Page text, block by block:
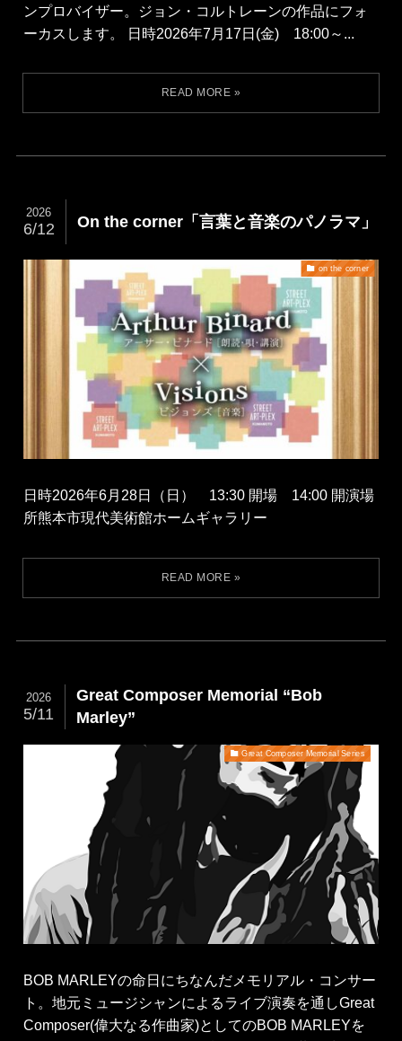
ンプロバイザー。ジョン・コルトレーンの作品にフォ
ーカスします。 日時2026年7月17日(金) 18:00～...
On the corner「言葉と音楽のパノラマ」
2026
6/12
on the corner
日時2026年6月28日（日） 13:30 開場 14:00 開演場
所熊本市現代美術館ホームギャラリー
Great Composer Memorial “Bob
Marley”
2026
5/11
Great Composer Memorial Series
BOB MARLEYの命日にちなんだメモリアル・コンサー
ト。地元ミュージシャンによるライブ演奏を通しGreat
Composer(偉大なる作曲家)としてのBOB MARLEYを